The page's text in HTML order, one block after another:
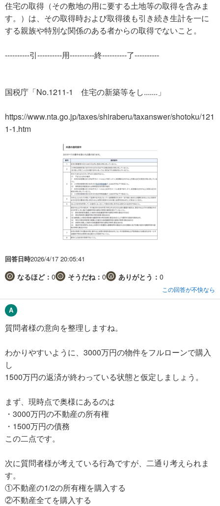
住宅の取得（その敷地の用に要する土地等の取得を含みま
す。）は、その取得時および取得後も引き続き生計を一に
する親族や特別な関係のある者からの取得でないこと。
----------引----------用----------終----------了----------
国税庁「No.1211-1 住宅の新築等をし.......」
https://www.nta.go.jp/taxes/shiraberu/taxanswer/shotoku/121
1-1.htm
回答日時2026/4/17 20:05:41
なるほど： 0 そうだね： 0 ありがとう： 0
この回答が不快なら
質問者様の意向を整理しますね。
わかりやすいように、3000万円の物件をフルローンで購入
し
1500万円の返済が終わっている状態と仮定しましょう。
まず、現時点で奥様にあるのは
・3000万円の不動産の所有権
・1500万円の債務
この二点です。
次に質問者様が考えている行為ですが、二通り考えられま
す。
①不動産の1/2の所有権を購入する
②不動産全てを購入する